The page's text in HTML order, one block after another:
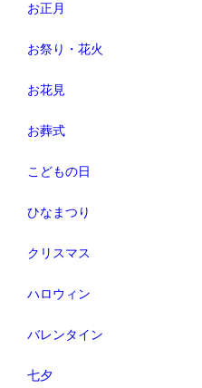
お正月
お祭り・花火
お花見
お葬式
こどもの日
ひなまつり
クリスマス
ハロウィン
バレンタイン
七夕